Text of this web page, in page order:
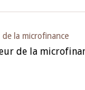
la microfinance
de la